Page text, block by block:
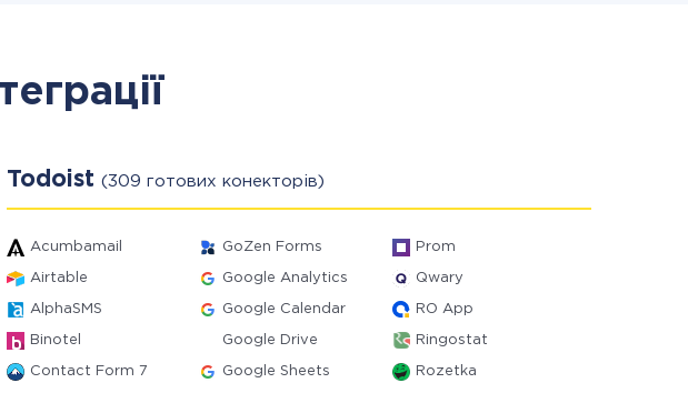
Todoist (309 готових конекторів)
Acumbamail GoZen Forms Prom
Airtable Google Analytics Qwary
AlphaSMS Google Calendar RO App
Binotel Google Drive Ringostat
Contact Form 7 Google Sheets Rozetka